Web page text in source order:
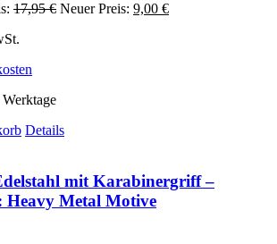
17,95€ Ursprünglicher
Neuer Preis: 9,00 €Aktueller
Werktage
Details
mit Karabinergriff –
Heavy Metal Motive